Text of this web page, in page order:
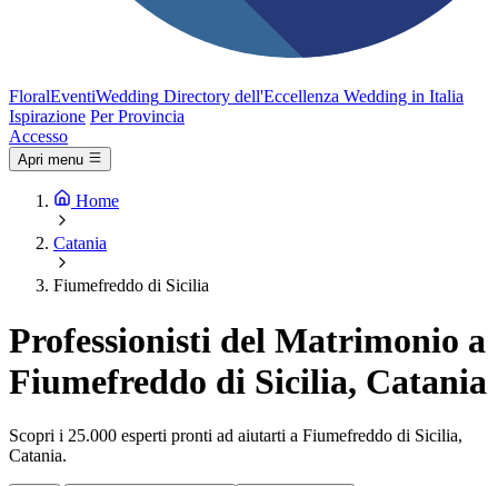
FloralEventiWedding Directory dell'Eccellenza Wedding in Italia
Ispirazione Per Provincia
Accesso
Apri menu
Home
Catania
Fiumefreddo di Sicilia
Professionisti del Matrimonio a
Fiumefreddo di Sicilia, Catania
Scopri i 25.000 esperti pronti ad aiutarti a Fiumefreddo di Sicilia,
Catania.